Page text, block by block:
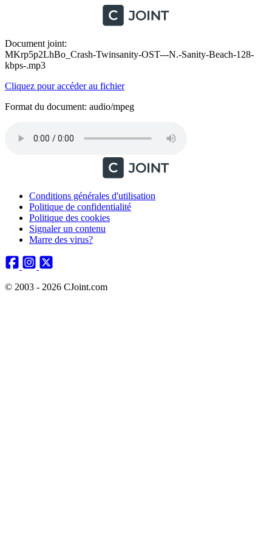
Document joint:
MKrp5p2LhBo_Crash-Twinsanity-OST---N.-Sanity-Beach-128-
kbps-.mp3
Cliquez pour accéder au fichier
Format du document: audio/mpeg
Conditions générales d'utilisation
Politique de confidentialité
Politique des cookies
Signaler un contenu
Marre des virus?
© 2003 - 2026 CJoint.com